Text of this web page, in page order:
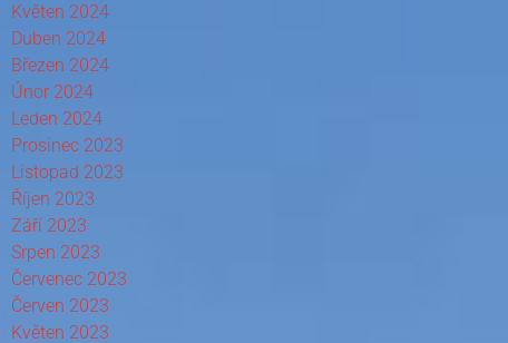
Květen 2024
Duben 2024
Březen 2024
Únor 2024
Leden 2024
Prosinec 2023
Listopad 2023
Říjen 2023
Září 2023
Srpen 2023
Červenec 2023
Červen 2023
Květen 2023